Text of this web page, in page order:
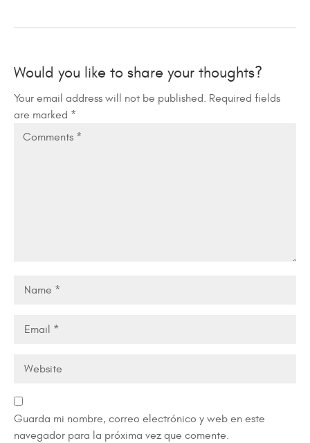
Would you like to share your thoughts?
Your email address will not be published. Required fields
are marked *
Guarda mi nombre, correo electrónico y web en este
navegador para la próxima vez que comente.